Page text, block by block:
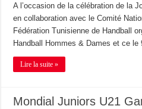
A l’occasion de la célébration de la
en collaboration avec le Comité
Fédération Tunisienne de Handball
Handball Hommes & Dames et ce
Lire la suite »
Mondial Juniors U21